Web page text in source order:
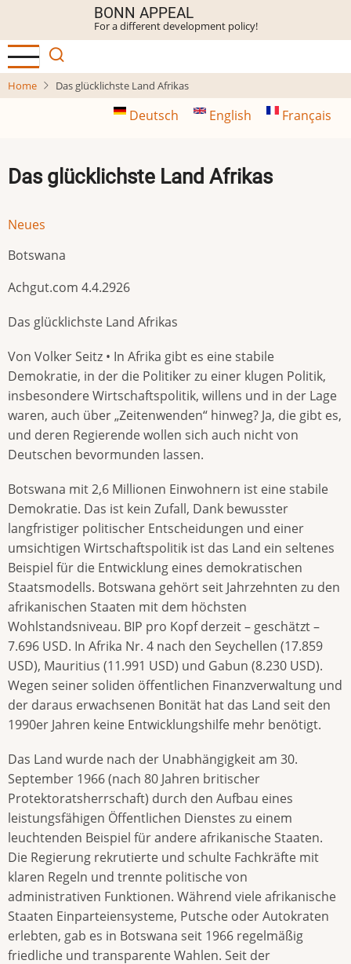
main
content
BONN APPEAL
For a different development policy!
Home Das glücklichste Land Afrikas
Deutsch English Français
Das glücklichste Land Afrikas
Neues
Botswana
Achgut.com 4.4.2926
Das glücklichste Land Afrikas
Von Volker Seitz • In Afrika gibt es eine stabile
Demokratie, in der die Politiker zu einer klugen Politik,
insbesondere Wirtschaftspolitik, willens und in der Lage
waren, auch über „Zeitenwenden“ hinweg? Ja, die gibt es,
und deren Regierende wollen sich auch nicht von
Deutschen bevormunden lassen.
Botswana mit 2,6 Millionen Einwohnern ist eine stabile
Demokratie. Das ist kein Zufall, Dank bewusster
langfristiger politischer Entscheidungen und einer
umsichtigen Wirtschaftspolitik ist das Land ein seltenes
Beispiel für die Entwicklung eines demokratischen
Staatsmodells. Botswana gehört seit Jahrzehnten zu den
afrikanischen Staaten mit dem höchsten
Wohlstandsniveau. BIP pro Kopf derzeit – geschätzt –
7.696 USD. In Afrika Nr. 4 nach den Seychellen (17.859
USD), Mauritius (11.991 USD) und Gabun (8.230 USD).
Wegen seiner soliden öffentlichen Finanzverwaltung und
der daraus erwachsenen Bonität hat das Land seit den
1990er Jahren keine Entwicklungshilfe mehr benötigt.
Das Land wurde nach der Unabhängigkeit am 30.
September 1966 (nach 80 Jahren britischer
Protektoratsherrschaft) durch den Aufbau eines
leistungsfähigen Öffentlichen Dienstes zu einem
leuchtenden Beispiel für andere afrikanische Staaten.
Die Regierung rekrutierte und schulte Fachkräfte mit
klaren Regeln und trennte politische von
administrativen Funktionen. Während viele afrikanische
Staaten Einparteiensysteme, Putsche oder Autokraten
erlebten, gab es in Botswana seit 1966 regelmäßig
friedliche und transparente Wahlen. Seit der